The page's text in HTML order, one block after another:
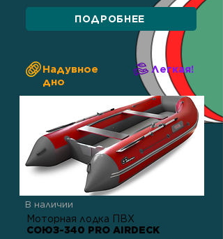
ПОДРОБНЕЕ
Надувное
дно
Легкая!
В наличии
Моторная лодка ПВХ
СОЮЗ-340 PRO AIRDECK